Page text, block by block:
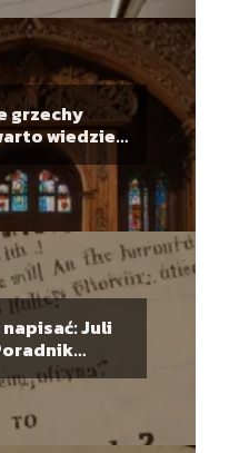
grzechy
wiedzieć
Juli